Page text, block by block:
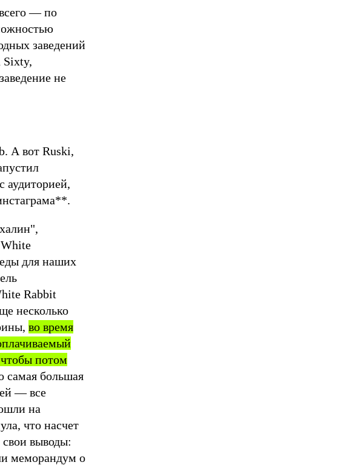
— по
заведений
Sixty,
не
А вот Ruski,
аудиторией,
**.
для наших
Rabbit
несколько
во время
потом
самая большая
— все
на
что насчет
свои выводы:
меморандум о